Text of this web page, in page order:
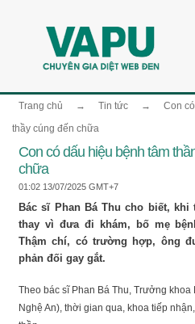
Trang chủ → Tin tức →
Con
thầy cúng đến chữa
Con có dấu hiệu bệnh tâm
chữa
01:02 13/07/2025 GMT+7
Bác sĩ Phan Bá Thu cho biết,
thay vì đưa đi khám, bố mẹ
Thậm chí, có trường hợp, ông
phản đối gay gắt.
Theo bác sĩ Phan Bá Thu, Trưởng khoa
Nghệ An), thời gian qua, khoa tiếp